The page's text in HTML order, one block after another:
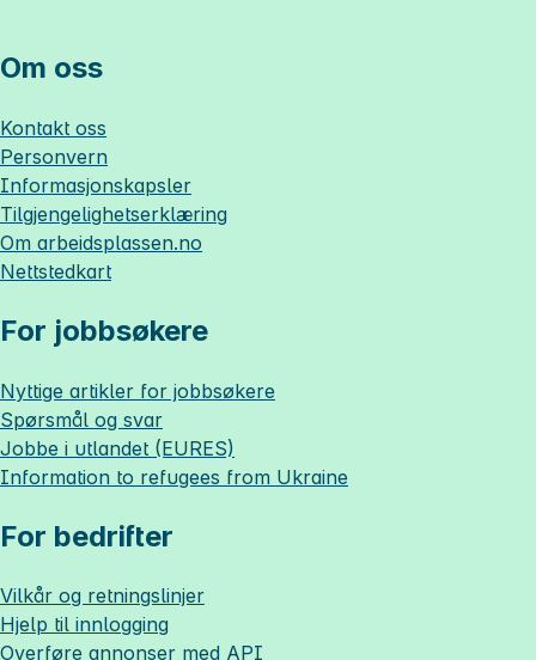
Om oss
Kontakt oss
Personvern
Informasjonskapsler
Tilgjengelighetserklæring
Om arbeidsplassen.no
Nettstedkart
For jobbsøkere
Nyttige artikler for jobbsøkere
Spørsmål og svar
Jobbe i utlandet (EURES)
Information to refugees from Ukraine
For bedrifter
Vilkår og retningslinjer
Hjelp til innlogging
Overføre annonser med API